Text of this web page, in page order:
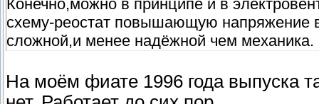
Конечно,можно в принципе и в
схему-реостат повышающую напряжение
сложной,и менее надёжной чем механика.
На моём фиате 1996 года выпуска